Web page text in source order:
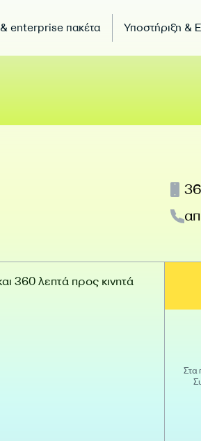
enterprise πακέτα Υποστήριξη &
360 λεπτά προς κινητά
Στα